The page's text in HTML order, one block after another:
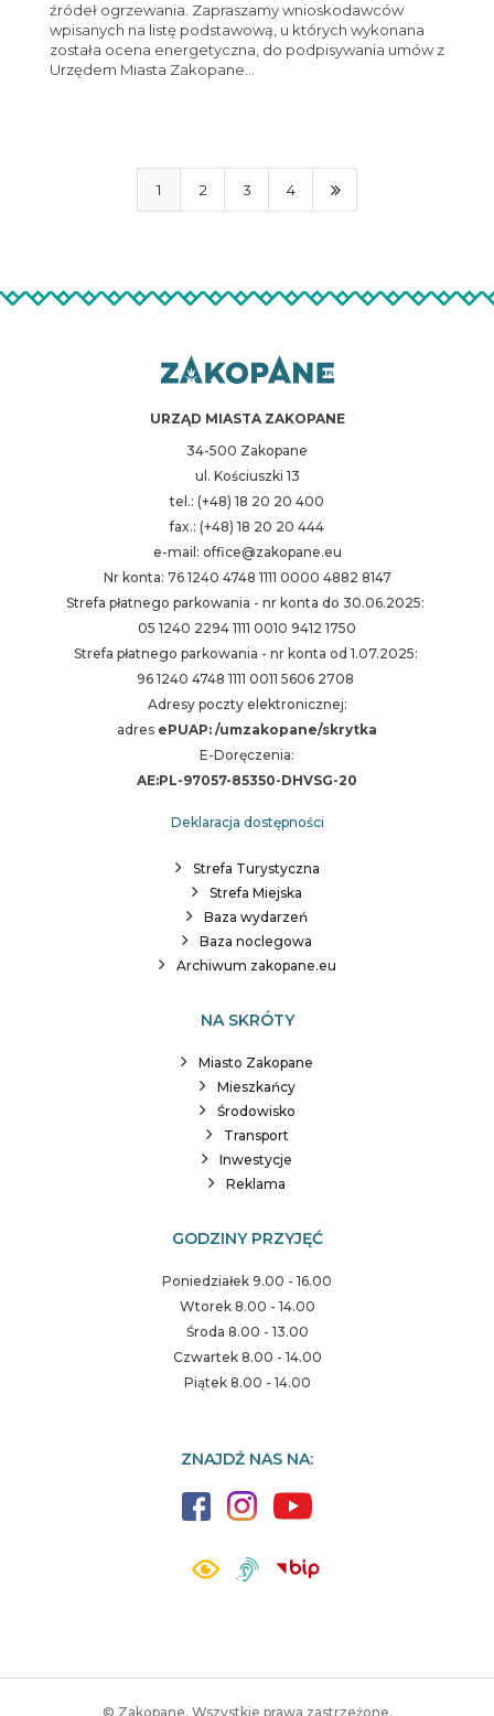
źródeł ogrzewania. Zapraszamy wnioskodawców
wpisanych na listę podstawową, u których wykonana
została ocena energetyczna, do podpisywania umów z
Urzędem Miasta Zakopane...
1 2 3 4
URZĄD MIASTA ZAKOPANE
34-500 Zakopane
ul. Kościuszki 13
tel.: (+48) 18 20 20 400
fax.: (+48) 18 20 20 444
e-mail: office@zakopane.eu
Nr konta: 76 1240 4748 1111 0000 4882 8147
Strefa płatnego parkowania - nr konta do 30.06.2025:
05 1240 2294 1111 0010 9412 1750
Strefa płatnego parkowania - nr konta od 1.07.2025:
96 1240 4748 1111 0011 5606 2708
Adresy poczty elektronicznej:
adres ePUAP: /umzakopane/skrytka
E-Doręczenia:
AE:PL-97057-85350-DHVSG-20
Deklaracja dostępności
Strefa Turystyczna
Strefa Miejska
Baza wydarzeń
Baza noclegowa
Archiwum zakopane.eu
NA SKRÓTY
Miasto Zakopane
Mieszkańcy
Środowisko
Transport
Inwestycje
Reklama
GODZINY PRZYJĘĆ
Poniedziałek 9.00 - 16.00
Wtorek 8.00 - 14.00
Środa 8.00 - 13.00
Czwartek 8.00 - 14.00
Piątek 8.00 - 14.00
ZNAJDŹ NAS NA:
© Zakopane. Wszystkie prawa zastrzeżone.